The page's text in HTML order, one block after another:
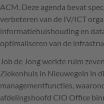
ACM. Deze agenda bevat
verbeteren van de IV/ICT
informatiehuishouding en
optimaliseren van de
Job de Jong werkte ruim
Ziekenhuis in Nieuwegein in
managementfuncties,
afdelingshoofd CIO Office